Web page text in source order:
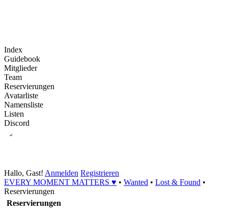
Index
Guidebook
Mitglieder
Team
Reservierungen
Avatarliste
Namensliste
Listen
Discord
Hallo, Gast! Anmelden Registrieren
EVERY MOMENT MATTERS ♥ • Wanted • Lost & Found •
Reservierungen
Reservierungen